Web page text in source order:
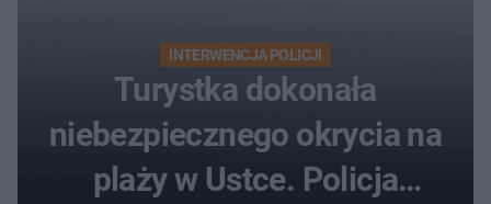
INTERWENCJA POLICJI
Turystka dokonała
niebezpiecznego okrycia na
plaży w Ustce. Policja